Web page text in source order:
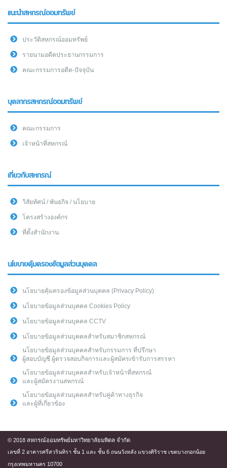
แนะนำสหกรณ์ออมทรัพย์
ประวัติสหกรณ์ออมทรัพย์
รายนามอดีตประธานกรรมการ
คณะกรรมการอดีต-ปัจจุบัน
บุคลากรสหกรณ์ออมทรัพย์
คณะกรรมการ
เจ้าหน้าที่สหกรณ์
เกี่ยวกับสหกรณ์
วิสัยทัศน์ / พันธกิจ / นโยบาย
โครงสร้างองค์กร
ที่ตั้งสำนักงาน
นโยบายคุ้มครองข้อมูลส่วนบุคคล
นโยบายคุ้มครองข้อมูลส่วนบุคคล (Privacy Policy)
นโยบายข้อมูลส่วนบุคคล Cookies Policy
นโยบายข้อมูลส่วนบุคคล CCTV
นโยบายข้อมูลส่วนบุคคลสำหรับสมาชิกสหกรณ์
นโยบายข้อมูลส่วนบุคคลสำหรับกรรมการ ที่ปรึกษา
ผู้สอบบัญชี ผู้ตรวจสอบกิจการและผู้สมัครเข้ารับการสรรหา
นโยบายข้อมูลส่วนบุคคลสำหรับเจ้าหน้าที่สหกรณ์
และผู้สมัครงานสหกรณ์
นโยบายข้อมูลส่วนบุคคลสำหรับคู่ค้าทางธุรกิจ
และผู้ที่เกี่ยวข้อง
© 2018 สหกรณ์ออมทรัพย์มหาวิทยาลัยมหิดล จำกัด
เลขที่ 2 อาคารศรีสวรินทิรา ชั้น 1 และ ชั้น 6 ถนนวังหลัง แขวงศิริราช เขตบางกอกน้อย
กรุงเทพมหานคร 10700